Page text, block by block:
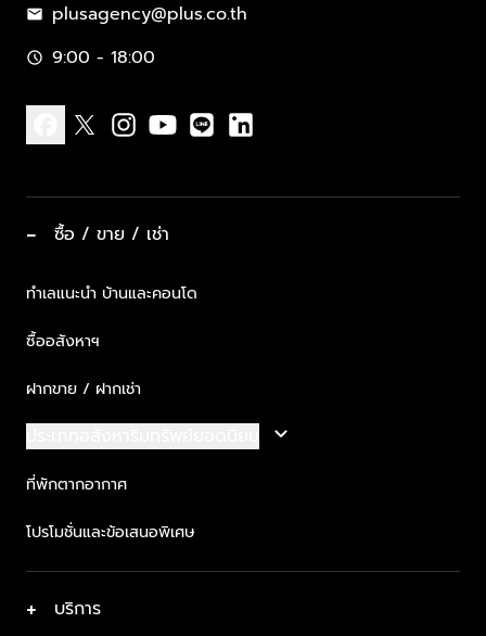
mail plusagency@plus.co.th
schedule 9:00 - 18:00
− ซื้อ / ขาย / เช่า
ทำเลแนะนำ บ้านและคอนโด
ซื้ออสังหาฯ
ฝากขาย / ฝากเช่า
keyboard_arrow_down
ที่พักตากอากาศ
โปรโมชั่นและข้อเสนอพิเศษ
+ บริการ